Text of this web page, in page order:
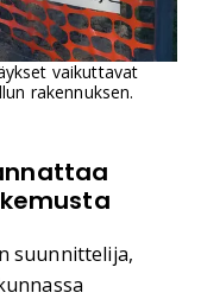
vaikuttavat
rakennuksen.
suunnittelija,